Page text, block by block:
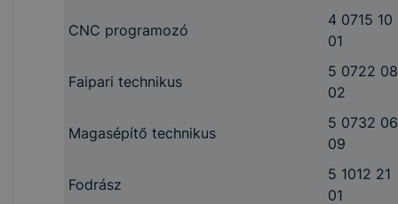
CNC programozó
4 0715 10
01
Faipari technikus
5 0722 08
02
Magasépítő technikus
5 0732 06
09
Fodrász
5 1012 21
01